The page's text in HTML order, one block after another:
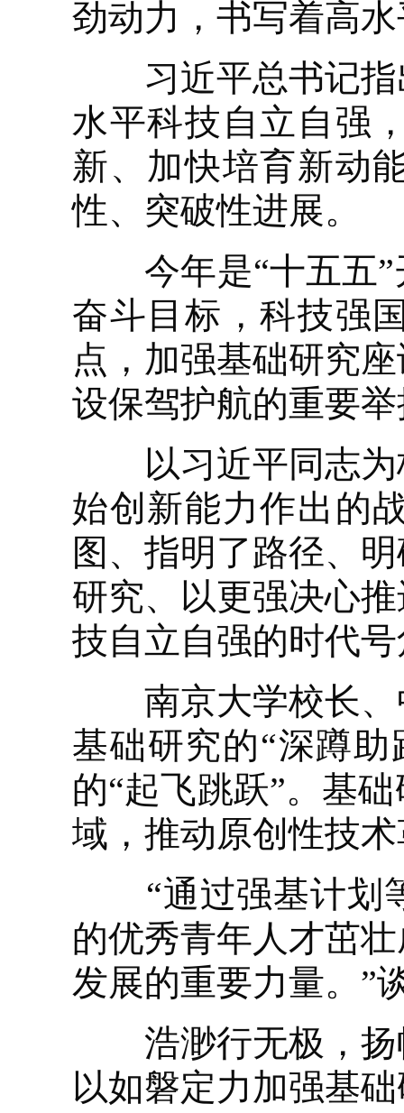
劲动力，书写着高
习近平总书记指
水平科技自立自强
新、加快培育新动
性、突破性进展。
今年是“十五五”
奋斗目标，科技强
点，加强基础研究
设保驾护航的重要
以习近平同志为
始创新能力作出的
图、指明了路径、
研究、以更强决心
技自立自强的时代
南京大学校长、
基础研究的“深蹲
的“起飞跳跃”。基
域，推动原创性技
“通过强基计划等
的优秀青年人才茁
发展的重要力量。”
浩渺行无极，扬
以如磐定力加强基